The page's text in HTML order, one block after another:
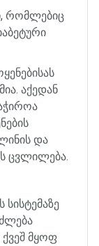
, რომლებიც
. აქედან
და
ცვლილება.
სისტემაზე
ქვეშ მყოფ